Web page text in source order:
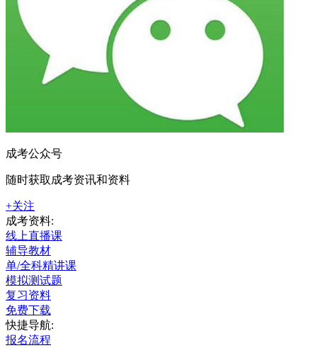
成考公众号
随时获取成考资讯和资料
+关注
成考资料:
线上直播课
辅导教材
单/全科精讲课
模拟测试题
复习资料
免费下载
快捷导航:
报名流程